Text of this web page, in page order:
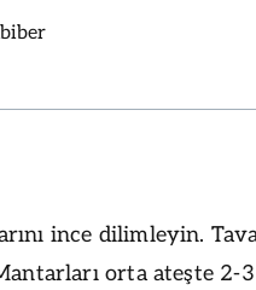
ince dilimleyin.
orta ateşte 2-